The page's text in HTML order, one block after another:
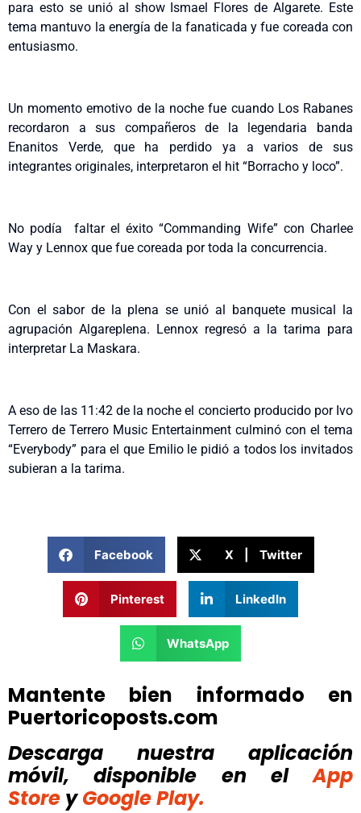
para esto se unió al show Ismael Flores de Algarete. Este
tema mantuvo la energía de la fanaticada y fue coreada con
entusiasmo.
Un momento emotivo de la noche fue cuando Los Rabanes
recordaron a sus compañeros de la legendaria banda
Enanitos Verde, que ha perdido ya a varios de sus
integrantes originales, interpretaron el hit “Borracho y loco”.
No podía faltar el éxito “Commanding Wife” con Charlee
Way y Lennox que fue coreada por toda la concurrencia.
Con el sabor de la plena se unió al banquete musical la
agrupación Algareplena. Lennox regresó a la tarima para
interpretar La Maskara.
A eso de las 11:42 de la noche el concierto producido por Ivo
Terrero de Terrero Music Entertainment culminó con el tema
“Everybody” para el que Emilio le pidió a todos los invitados
subieran a la tarima.
Facebook X | Twitter
Pinterest LinkedIn
WhatsApp
Mantente bien informado en
Puertoricoposts.com
Descarga nuestra aplicación
móvil, disponible
en el
App
Store y Google Play.